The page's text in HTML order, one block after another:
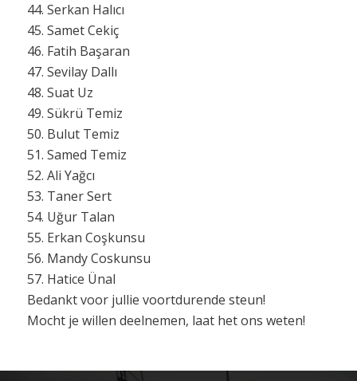
44. Serkan Halıcı
45. Samet Cekiç
46. Fatih Başaran
47. Sevilay Dallı
48. Suat Uz
49. Sükrü Temiz
50. Bulut Temiz
51. Samed Temiz
52. Ali Yağcı
53. Taner Sert
54. Uğur Talan
55. Erkan Coşkunsu
56. Mandy Coskunsu
57. Hatice Ünal
Bedankt voor jullie voortdurende steun!
Mocht je willen deelnemen, laat het ons weten!